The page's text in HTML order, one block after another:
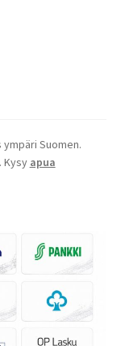
ympäri Suomen.
Kysy apua